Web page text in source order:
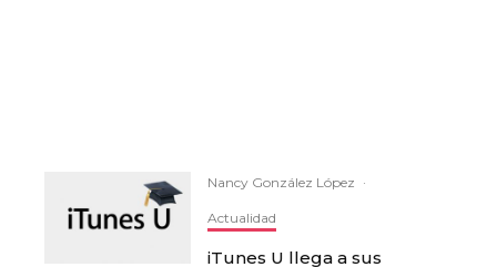
Nancy González López ·
Actualidad
iTunes U llega a sus